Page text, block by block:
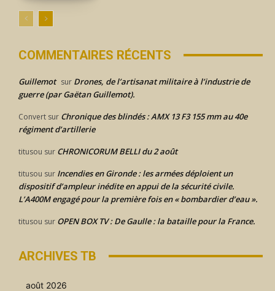
COMMENTAIRES RÉCENTS
Guillemot sur Drones, de l’artisanat militaire à l’industrie de
guerre (par Gaëtan Guillemot).
Convert sur Chronique des blindés : AMX 13 F3 155 mm au 40e
régiment d’artillerie
titusou sur CHRONICORUM BELLI du 2 août
titusou sur Incendies en Gironde : les armées déploient un
dispositif d’ampleur inédite en appui de la sécurité civile.
L’A400M engagé pour la première fois en « bombardier d’eau ».
titusou sur OPEN BOX TV : De Gaulle : la bataille pour la France.
ARCHIVES TB
août 2026